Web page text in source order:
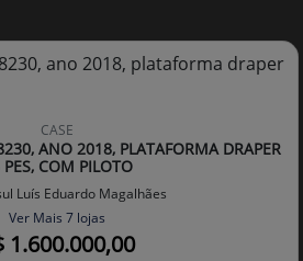
CASE
ANO 2018, PLATAFORMA DRAPER
COM PILOTO
Luís Eduardo Magalhães
Ver Mais 7 lojas
1.600.000,00